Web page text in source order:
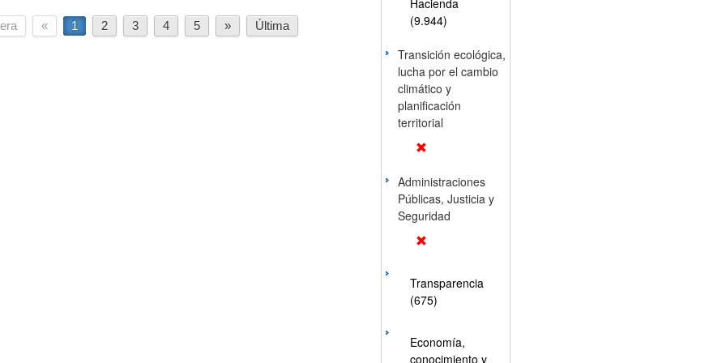
« 1 2 3 4 5 » Última
Hacienda
(9.944)
Transición ecológica,
lucha por el cambio
climático y
planificación
territorial
Administraciones
Públicas, Justicia y
Seguridad
Transparencia
(675)
Economía,
conocimiento y